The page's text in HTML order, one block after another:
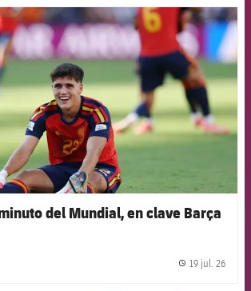
FCB Barcelona badge
del Mundial, en clave Barça
19 jul. 26